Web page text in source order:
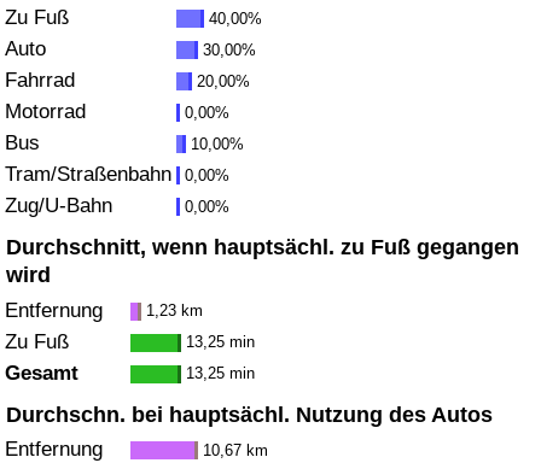
Zu Fuß 40,00%
Auto 30,00%
Fahrrad 20,00%
Motorrad 0,00%
Bus 10,00%
Tram/Straßenbahn 0,00%
Zug/U-Bahn 0,00%
Durchschnitt, wenn hauptsächl. zu Fuß gegangen
wird
Entfernung 1,23 km
Zu Fuß 13,25 min
Gesamt 13,25 min
Durchschn. bei hauptsächl. Nutzung des Autos
Entfernung 10,67 km
Verschmutzungsindex
Umweltverschmutzungs-Index nach Land
Verkehr
Verkehrs-Index
Verkehrs-Index (aktuell)
Verkehrs-Index nach Land